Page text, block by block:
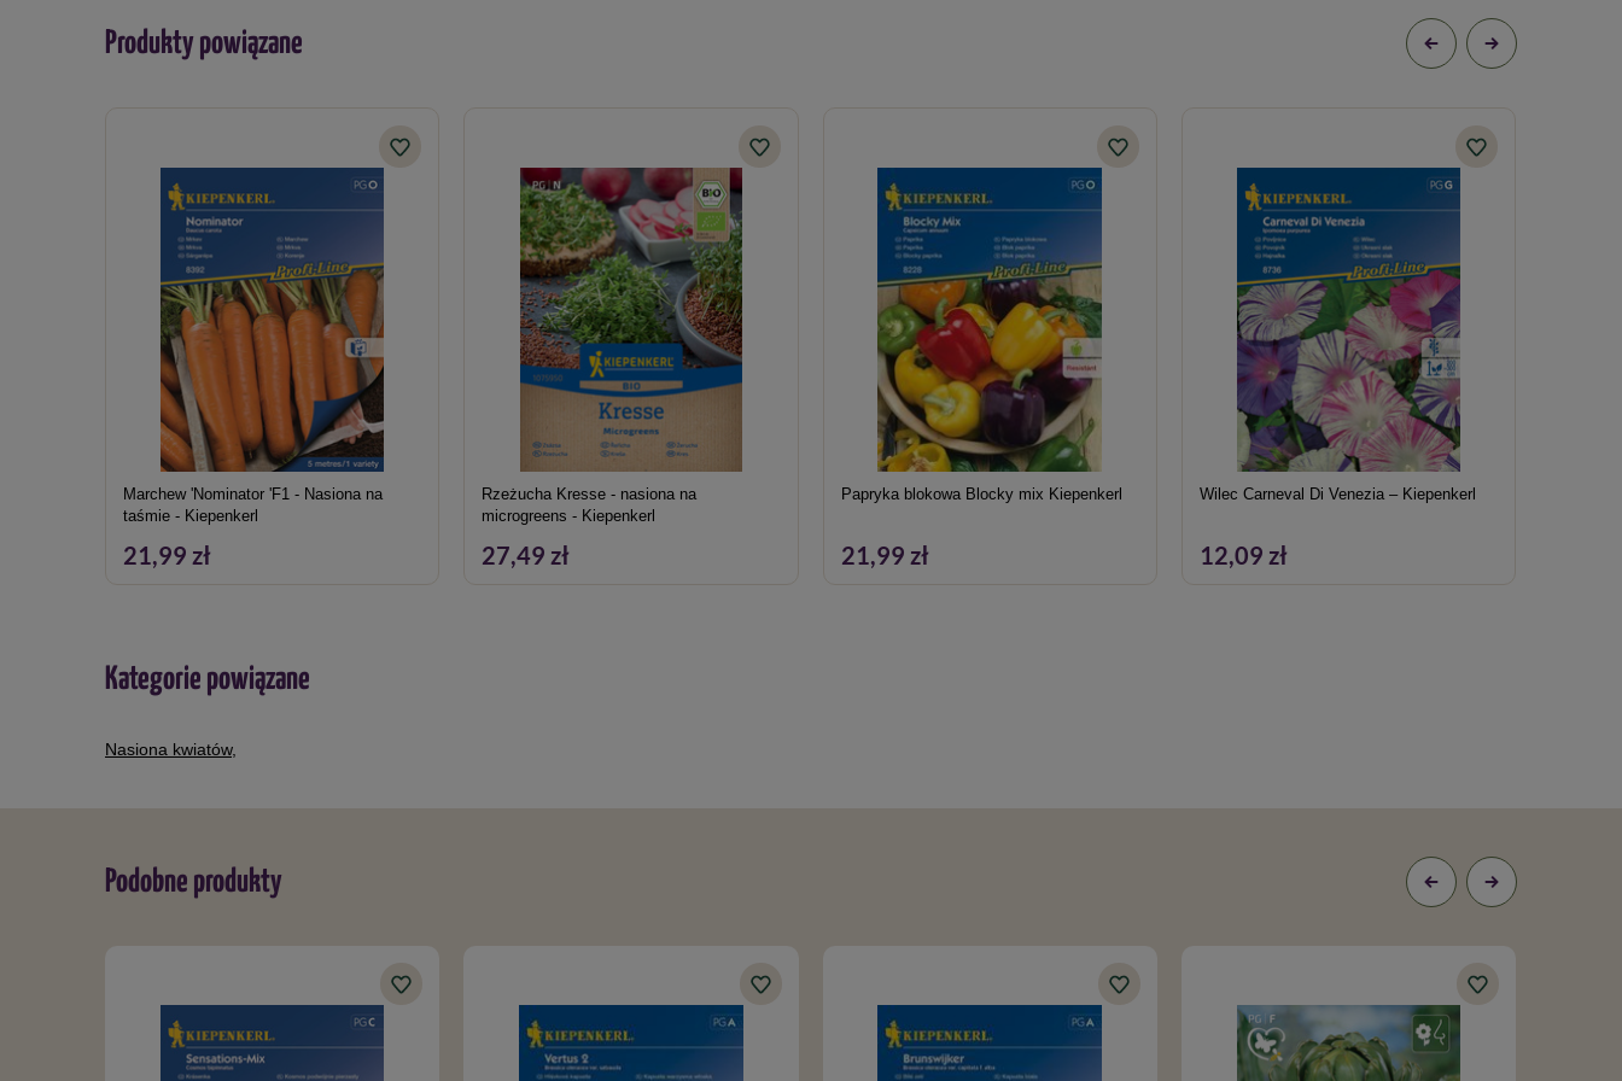
Produkty powiązane
Marchew 'Nominator 'F1 - Nasiona na
taśmie - Kiepenkerl
21,99 zł
Rzeżucha Kresse - nasiona na
microgreens - Kiepenkerl
27,49 zł
Papryka blokowa Blocky mix Kiepenkerl
21,99 zł
Wilec Carneval Di Venezia – Kiepenkerl
12,09 zł
Kategorie powiązane
Nasiona kwiatów,
Podobne produkty